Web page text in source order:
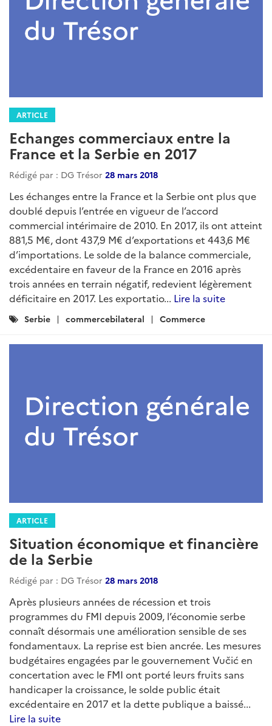
ARTICLE
Echanges commerciaux entre la
France et la Serbie en 2017
Rédigé par : DG Trésor 28 mars 2018
Les échanges entre la France et la Serbie ont plus que
doublé depuis l’entrée en vigueur de l’accord
commercial intérimaire de 2010. En 2017, ils ont atteint
881,5 M€, dont 437,9 M€ d’exportations et 443,6 M€
d’importations. Le solde de la balance commerciale,
excédentaire en faveur de la France en 2016 après
trois années en terrain négatif, redevient légèrement
déficitaire en 2017. Les exportatio... Lire la suite
Catégories
Serbie commercebilateral Commerce
ARTICLE
Situation économique et financière
de la Serbie
Rédigé par : DG Trésor 28 mars 2018
Après plusieurs années de récession et trois
programmes du FMI depuis 2009, l’économie serbe
connaît désormais une amélioration sensible de ses
fondamentaux. La reprise est bien ancrée. Les mesures
budgétaires engagées par le gouvernement Vučić en
concertation avec le FMI ont porté leurs fruits sans
handicaper la croissance, le solde public était
excédentaire en 2017 et la dette publique a baissé...
Lire la suite